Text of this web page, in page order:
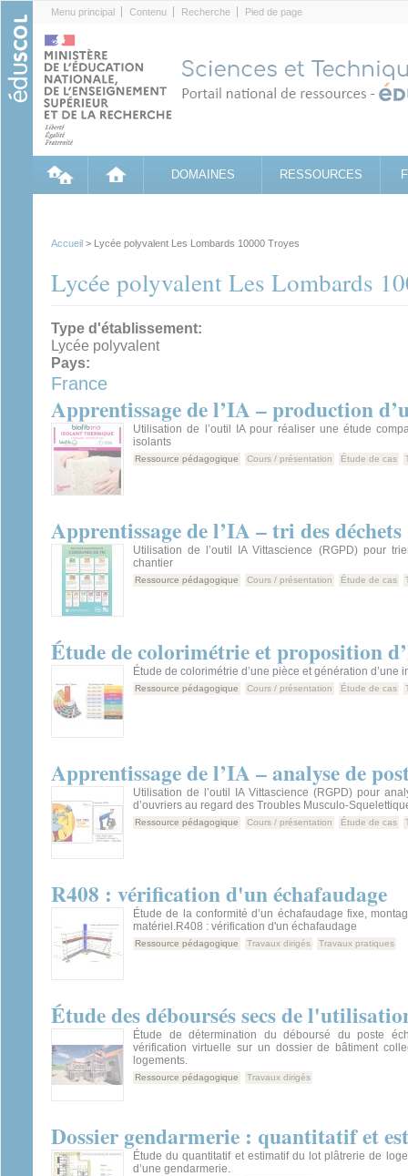
Menu principal Contenu Recherche Pied de page
DOMAINES RESSOURCES
Accueil > Lycée polyvalent Les Lombards 10000 Troyes
Lycée polyvalent Les Lombards
Type d'établissement:
Lycée polyvalent
Pays:
France
Apprentissage de l’IA – production
Utilisation de l’outil IA pour réaliser une étude
isolants
Ressource pédagogique Cours / présentation Étude de cas
Apprentissage de l’IA – tri des déchets
Utilisation de l’outil IA Vittascience (RGPD) pour
chantier
Ressource pédagogique Cours / présentation Étude de cas
Étude de colorimétrie et proposition
Étude de colorimétrie d’une pièce et génération d’une
Ressource pédagogique Cours / présentation Étude de cas
Apprentissage de l’IA – analyse de
Utilisation de l’outil IA Vittascience (RGPD) pour
d’ouvriers au regard des Troubles Musculo-
Ressource pédagogique Cours / présentation Étude de cas
R408 : vérification d'un échafaudage
Étude de la conformité d’un échafaudage fixe,
matériel.R408 : vérification d'un échafaudage
Ressource pédagogique Travaux dirigés Travaux pratiques
Étude des déboursés secs de
Étude de détermination du déboursé du poste
vérification virtuelle sur un dossier de bâtiment
logements.
Ressource pédagogique Travaux dirigés
Dossier gendarmerie : quantitatif et
Étude du quantitatif et estimatif du lot plâtrerie de
d’une gendarmerie.